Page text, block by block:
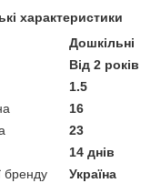
характеристики
Дошкільні
Від 2 років
1.5
16
23
14 днів
бренду
Україна